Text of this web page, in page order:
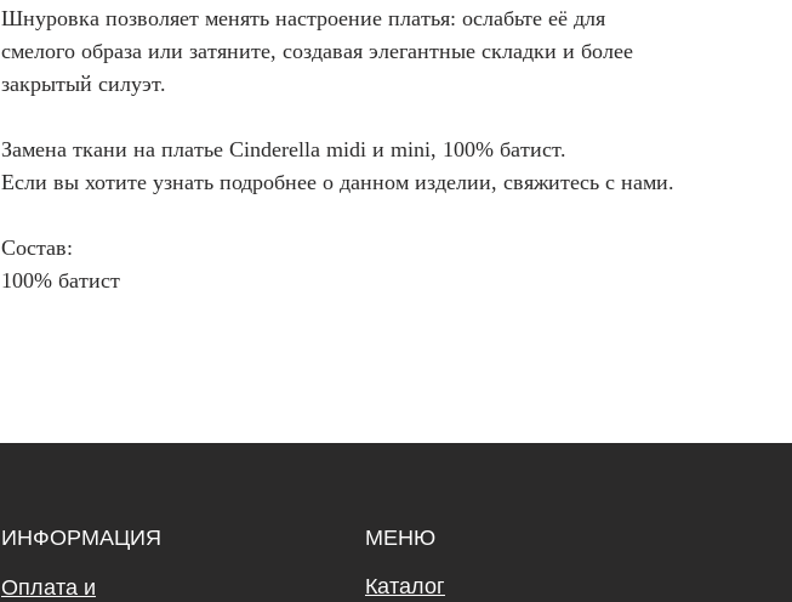
Шнуровка позволяет менять настроение платья: ослабьте её для
смелого образа или затяните, создавая элегантные складки и более
закрытый силуэт.
Замена ткани на платье Cinderella midi и mini, 100% батист.
Если вы хотите узнать подробнее о данном изделии, свяжитесь с нами.
Состав:
100% батист
ИНФОРМАЦИЯ
Оплата и
МЕНЮ
Каталог